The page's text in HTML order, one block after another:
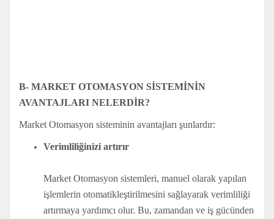
B- MARKET OTOMASYON SİSTEMİNİN
AVANTAJLARI NELERDİR?
Market Otomasyon sisteminin avantajları şunlardır:
Verimliliğinizi artırır
Market Otomasyon sistemleri, manuel olarak yapılan
işlemlerin otomatikleştirilmesini sağlayarak verimliliği
artırmaya yardımcı olur. Bu, zamandan ve iş gücünden